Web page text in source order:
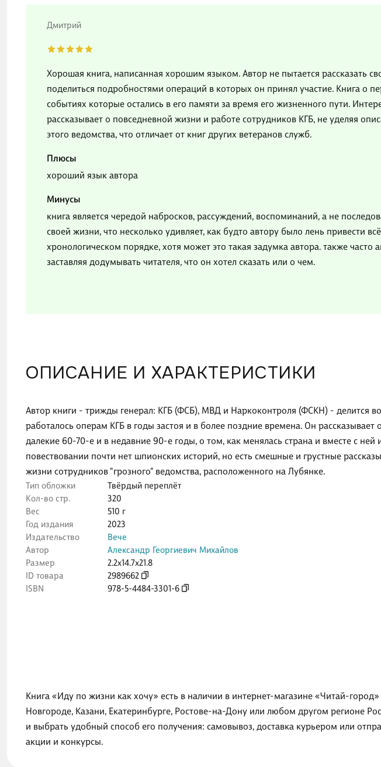
ОПИСАНИЕ И ХАРАКТЕРИСТИКИ
Автор книги - трижды генерал: КГБ (ФСБ), МВД и Наркоконтроля (ФСКН) - делится
работалось операм КГБ в годы застоя и в более поздние времена. Он
далекие 60-70-е и в недавние 90-е годы, о том, как менялась страна и вместе с ней
повествовании почти нет шпионских историй, но есть смешные и грустные
жизни сотрудников "грозного" ведомства, расположенного на Лубянке.
Тип обложки
Твёрдый переплёт
Кол-во стр.
320
Вес
510 г
Год издания
2023
Издательство
Вече
Автор
Александр Георгиевич Михайлов
Размер
2.2x14.7x21.8
ID товара
2989662
ISBN
978-5-4484-3301-6
Дмитрий
Хорошая книга, написанная хорошим языком. Автор не пытается рассказать
поделиться подробностями операций в которых он принял участие. Книга о
событиях которые остались в его памяти за время его жизненного пути.
рассказывает о повседневной жизни и работе сотрудников КГБ, не уделяя
этого ведомства, что отличает от книг других ветеранов служб.
Плюсы
хороший язык автора
Минусы
книга является чередой набросков, рассуждений, воспоминаний, а не
своей жизни, что несколько удивляет, как будто автору было лень привести
хронологическом порядке, хотя может это такая задумка автора. также часто
заставляя додумывать читателя, что он хотел сказать или о чем.
Книга «Иду по жизни как хочу» есть в наличии в интернет-магазине «Читай-
Новгороде, Казани, Екатеринбурге, Ростове-на-Дону или любом другом регионе
и выбрать удобный способ его получения: самовывоз, доставка курьером или
акции и конкурсы.